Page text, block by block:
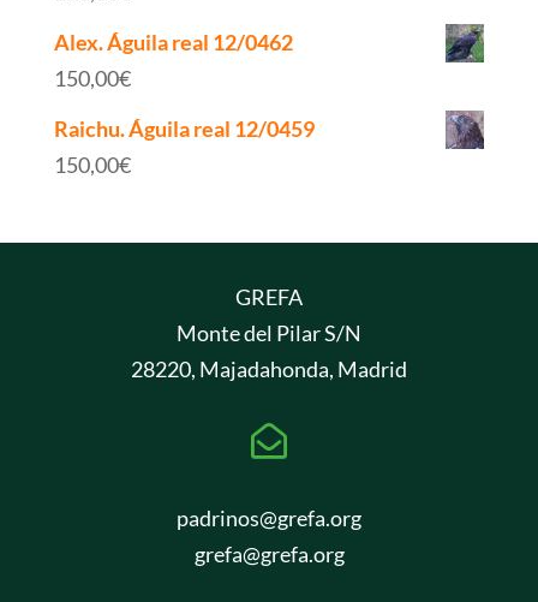
Alex. Águila real 12/0462
150,00€
Raichu. Águila real 12/0459
150,00€
GREFA
Monte del Pilar S/N
28220, Majadahonda, Madrid

padrinos@grefa.org
grefa@grefa.org